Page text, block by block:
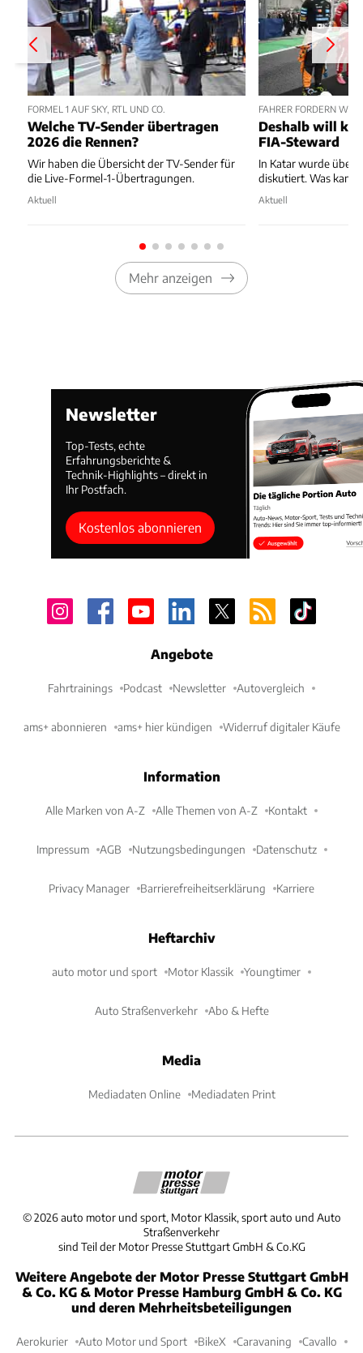
FORMEL 1 AUF SKY, RTL UND CO.
Welche TV-Sender übertragen
2026 die Rennen?
Wir haben die Übersicht der TV-Sender für
die Live-Formel-1-Übertragungen.
Aktuell
FAHRER FORDERN
Deshalb will
FIA-Steward
In Katar wurde über
diskutiert. Was kam
Aktuell
Mehr anzeigen
Newsletter
Top-Tests, echte
Erfahrungsberichte &
Technik-Highlights – direkt in
Ihr Postfach.
Kostenlos abonnieren
Angebote
Fahrtrainings Podcast Newsletter Autovergleich
ams+ abonnieren ams+ hier kündigen Widerruf digitaler Käufe
Information
Alle Marken von A-Z Alle Themen von A-Z Kontakt
Impressum AGB Nutzungsbedingungen Datenschutz
Privacy Manager Barrierefreiheitserklärung Karriere
Heftarchiv
auto motor und sport Motor Klassik Youngtimer
Auto Straßenverkehr Abo & Hefte
Media
Mediadaten Online Mediadaten Print
©2026 auto motor und sport, Motor Klassik, sport auto und Auto
Straßenverkehr
sind Teil der Motor Presse Stuttgart GmbH & Co.KG
Weitere Angebote der Motor Presse Stuttgart GmbH
& Co. KG & Motor Presse Hamburg GmbH & Co. KG
und deren Mehrheitsbeteiligungen
Aerokurier Auto Motor und Sport BikeX Caravaning Cavallo